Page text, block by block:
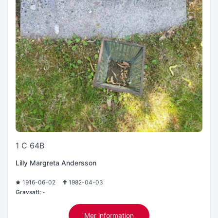
1 C 64B
Lilly Margreta Andersson
1916-06-02
1982-04-03
Gravsatt: -
Mer information